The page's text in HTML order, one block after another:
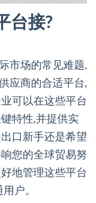
台接?
市场的常见难题,
应商的合适平台,
可以在这些平台
特性,并提供实
口新手还是希望
您的全球贸易努
地管理这些平台
户。